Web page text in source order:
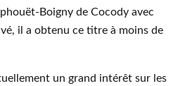
Boigny de Cocody avec
il a obtenu ce titre à moins de
un grand intérêt sur les